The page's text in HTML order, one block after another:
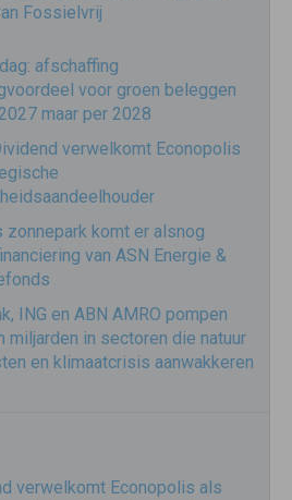
Fossielvrij
afschaffing
voor groen beleggen
maar per 2028
verwelkomt Econopolis
zonnepark komt er alsnog
van ASN Energie &
ING en ABN AMRO pompen
miljarden in sectoren die natuur
en klimaatcrisis aanwakkeren
verwelkomt Econopolis als